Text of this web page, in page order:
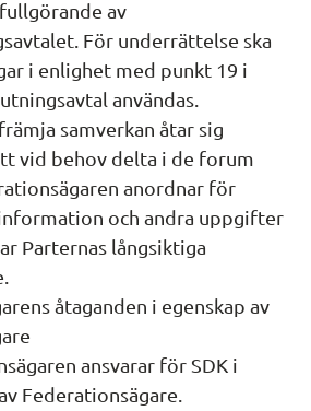
av
För underrättelse ska
i enlighet med punkt 19 i
användas.
samverkan åtar sig
vid behov delta i de forum
anordnar för
och andra uppgifter
Parternas långsiktiga
åtaganden i egenskap av
ansvarar för SDK i
Federationsägare.